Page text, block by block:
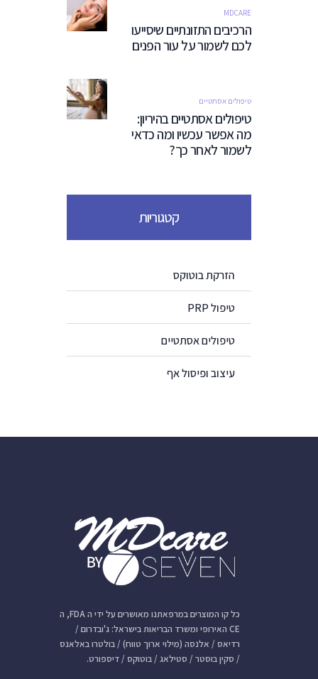
MDCARE
הרכיבים התזונתיים שיסייעו
לכם לשמור על עור הפנים
טיפולים אסתטיים
טיפולים אסתטיים בהיריון:
מה אפשר עכשיו ומה כדאי
לשמור לאחר כך?
קטגוריות
הזרקת בוטוקס
טיפול PRP
טיפולים אסתטיים
עיצוב ופיסול אף
כל קו המוצרים במרפאתנו מאושרים על ידי ה FDA, ה
CE האירופי ומשרד הבריאות בישראל: ג'ובדרום /
רדיאס / אלנסה (מילוי ארוך טווח) / בולטרו באלאנס
/ סקין בוסטר / סטילאג / בוטוקס / דיספורט.